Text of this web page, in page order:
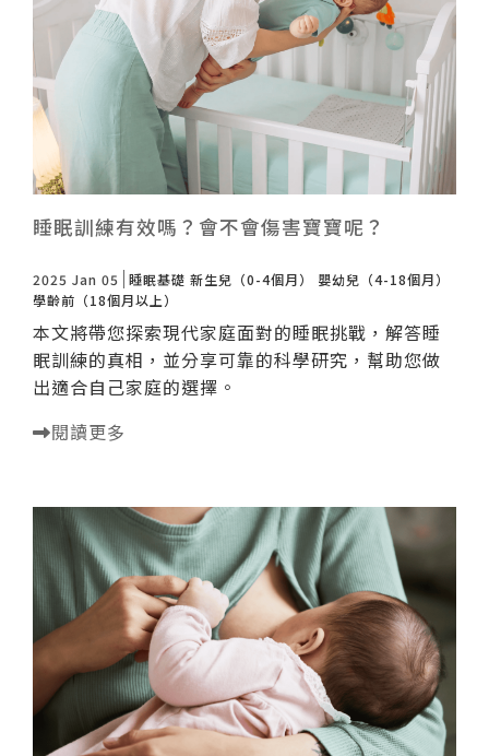
睡眠訓練有效嗎？會不會傷害寶寶呢？
2025 Jan 05 睡眠基礎 新生兒（0-4個月）
嬰幼兒（4-18個月）
學齡前（18個月以上）
本文將帶您探索現代家庭面對的睡眠挑戰，解答睡
眠訓練的真相，並分享可靠的科學研究，幫助您做
出適合自己家庭的選擇。
閱讀更多